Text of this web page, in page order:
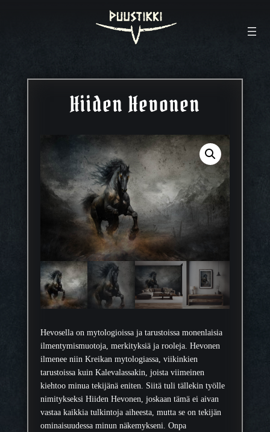
Hiiden Hevonen
Hevosella on mytologioissa ja tarustoissa monenlaisia
ilmentymismuotoja, merkityksiä ja rooleja. Hevonen
ilmenee niin Kreikan mytologiassa, viikinkien
tarustoissa kuin Kalevalassakin, joista viimeinen
kiehtoo minua tekijänä eniten. Siitä tuli tällekin työlle
nimitykseksi Hiiden Hevonen, joskaan tämä ei aivan
vastaa kaikkia tulkintoja aiheesta, mutta se on tekijän
ominaisuudessa minun näkemykseni. Onpa